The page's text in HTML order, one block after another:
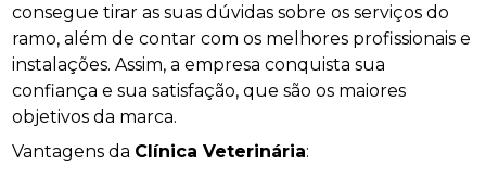
consegue tirar as suas dúvidas sobre os serviços do
ramo, além de contar com os melhores profissionais e
instalações. Assim, a empresa conquista sua
confiança e sua satisfação, que são os maiores
objetivos da marca.
Vantagens da Clínica Veterinária: